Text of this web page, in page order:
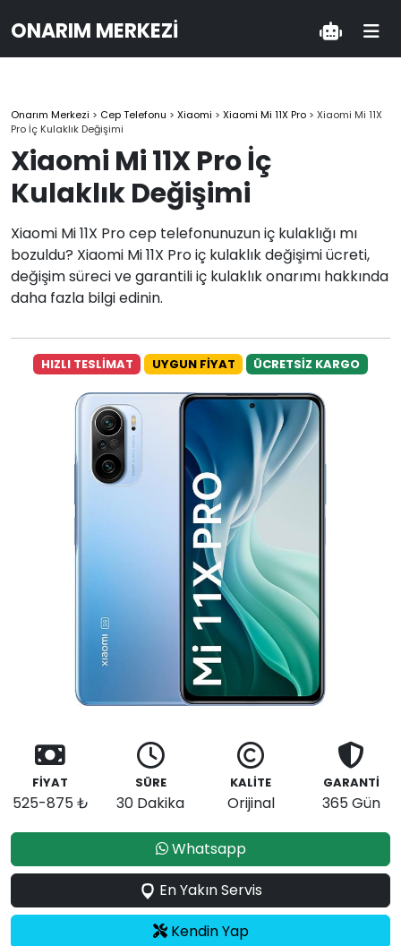
ONARIM MERKEZI
Onarım Merkezi > Cep Telefonu > Xiaomi > Xiaomi Mi 11X Pro > Xiaomi Mi 11X
Pro İç Kulaklık Değişimi
Xiaomi Mi 11X Pro İç
Kulaklık Değişimi
Xiaomi Mi 11X Pro cep telefonunuzun iç kulaklığı mı
bozuldu? Xiaomi Mi 11X Pro iç kulaklık değişimi ücreti,
değişim süreci ve garantili iç kulaklık onarımı hakkında
daha fazla bilgi edinin.
HIZLI TESLİMAT UYGUN FİYAT ÜCRETSİZ KARGO
FİYAT
525-875 ₺
SÜRE
30 Dakika
KALİTE
Orijinal
GARANTİ
365 Gün
Whatsapp
En Yakın Servis
Kendin Yap